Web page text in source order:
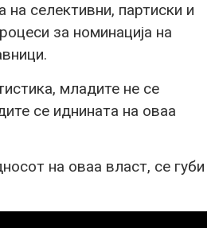
на селективни, партиски и
за номинација на
младите не се
се иднината на оваа
на оваа власт, се губи